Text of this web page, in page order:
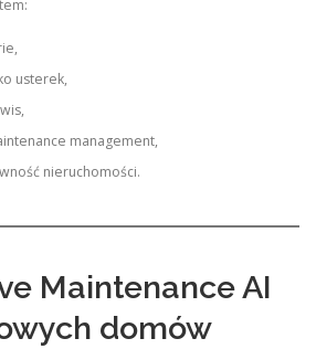
usterek,
management,
nieruchomości.
Maintenance AI
domów